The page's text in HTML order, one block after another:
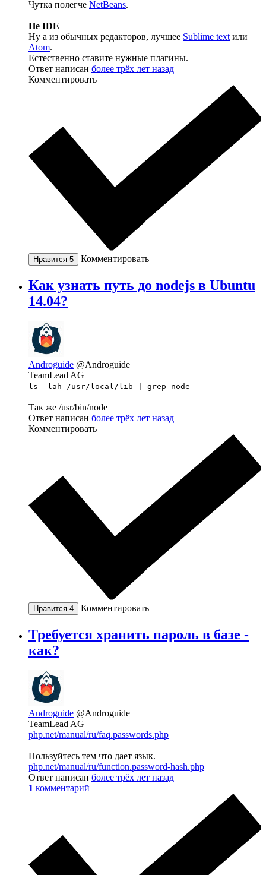
Чутка полегче NetBeans.
Не IDE
Ну а из обычных редакторов, лучшее Sublime text или
Atom.
Естественно ставите нужные плагины.
Ответ написан более трёх лет назад
Комментировать
Нравится 5 Комментировать
Как узнать путь до nodejs в Ubuntu
14.04?
Androguide @Androguide
TeamLead AG
ls -lah /usr/local/lib | grep node
Так же /usr/bin/node
Ответ написан более трёх лет назад
Комментировать
Нравится 4 Комментировать
Требуется хранить пароль в базе -
как?
Androguide @Androguide
TeamLead AG
php.net/manual/ru/faq.passwords.php
Пользуйтесь тем что дает язык.
php.net/manual/ru/function.password-hash.php
Ответ написан более трёх лет назад
1 комментарий